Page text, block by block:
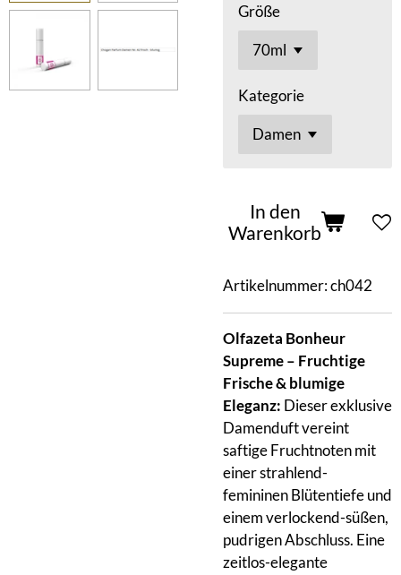
Größe
Kategorie
In den
Warenkorb
Artikelnummer:ch042
Olfazeta Bonheur
Supreme – Fruchtige
Frische & blumige
Eleganz: Dieser exklusive
Damenduft vereint
saftige Fruchtnoten mit
einer strahlend-
femininen Blütentiefe und
einem verlockend-süßen,
pudrigen Abschluss. Eine
zeitlos-elegante